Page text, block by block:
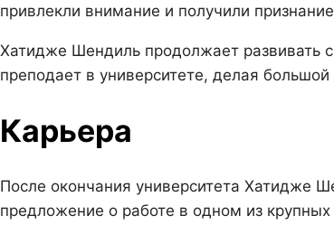
привлекли внимание и получили
Хатидже Шендиль продолжает развивать
преподает в университете, делая
Карьера
После окончания университета Хатидже
предложение о работе в одном из